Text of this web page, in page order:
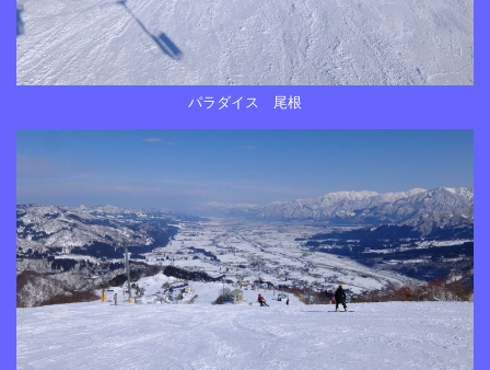
パラダイス 尾根